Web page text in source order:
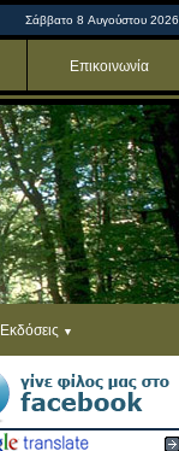
Σάββατο 8 Αυγούστου 2026
Επικοινωνία
Εκδόσεις